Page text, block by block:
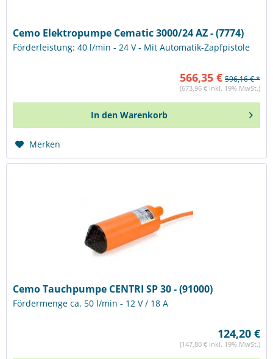
Cemo Elektropumpe Cematic 3000/24 AZ - (7774)
Förderleistung: 40 l/min - 24 V - Mit Automatik-Zapfpistole
566,35 € 596,16 € *
(673,96 € inkl. 19% MwSt.)
In den Warenkorb
Merken
Cemo Tauchpumpe CENTRI SP 30 - (91000)
Fördermenge ca. 50 l/min - 12 V / 18 A
124,20 €
(147,80 € inkl. 19% MwSt.)